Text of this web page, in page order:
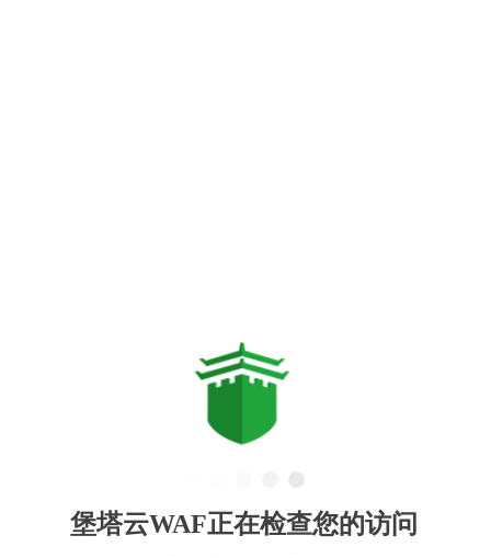
堡塔云WAF正在检查您的访问